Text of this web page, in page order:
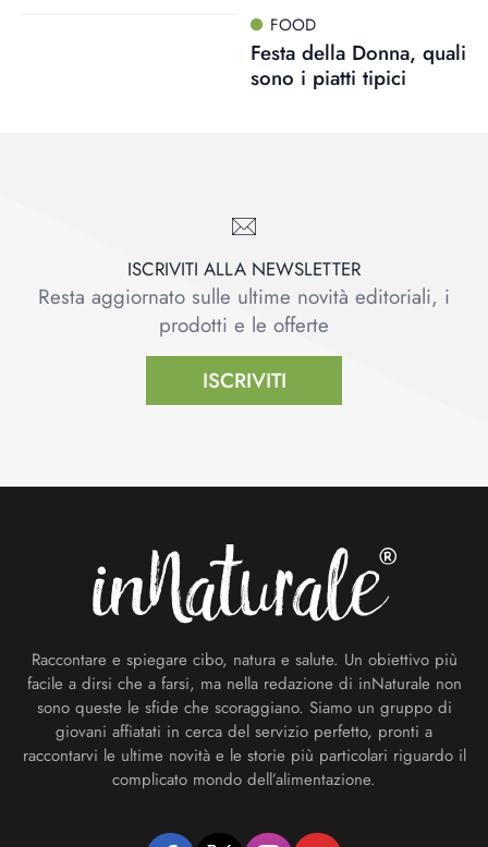
FOOD
Festa della Donna, quali
sono i piatti tipici
ISCRIVITI ALLA NEWSLETTER
Resta aggiornato sulle ultime novità editoriali, i
prodotti e le offerte
ISCRIVITI
Raccontare e spiegare cibo, natura e salute. Un obiettivo più
facile a dirsi che a farsi, ma nella redazione di inNaturale non
sono queste le sfide che scoraggiano. Siamo un gruppo di
giovani affiatati in cerca del servizio perfetto, pronti a
raccontarvi le ultime novità e le storie più particolari riguardo il
complicato mondo dell’alimentazione.